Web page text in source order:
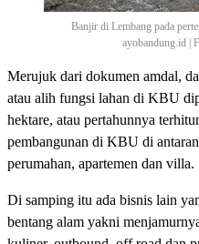
Banjir di Lembang pada
ayobandung.id |
Merujuk dari dokumen amdal,
atau alih fungsi lahan di KBU
hektare, atau pertahunnya
pembangunan di KBU di
perumahan, apartemen dan villa.
Di samping itu ada bisnis lain
bentang alam yakni